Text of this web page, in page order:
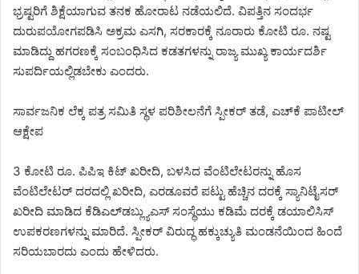
ಭ್ರಷ್ಟರಿಗೆ ಶಿಕ್ಷೆಯಾಗುವ ತನಕ ಹೋರಾಟ ನಡೆಯಲಿದೆ. ವಿಪತ್ತಿನ ಸಂದರ್ಭ
ದುರುಪಯೋಗಪಡಿಸಿ ಅಕ್ರಮ ಎಸಗಿ, ಸರಕಾರಕ್ಕೆ ನೂರಾರು ಕೋಟಿ ರೂ. ನಷ್ಟ
ಮಾಡಿದ್ದು ಹಗರಣಕ್ಕೆ ಸಂಬಂಧಿಸಿದ ಕಡತಗಳನ್ನು ರಾಜ್ಯ ಮುಖ್ಯ ಕಾರ್ಯದರ್ಶಿ
ಸುಪರ್ದಿಯಲ್ಲಿಡಬೇಕು ಎಂದರು.
ಸಾರ್ವಜನಿಕ ಲೆಕ್ಕ ಪತ್ರ ಸಮಿತಿ ಸ್ಥಳ ಪರಿಶೀಲನೆಗೆ ಸ್ಪೀಕರ್‌ ತಡೆ, ಎಚ್‌ಕೆ ಪಾಟೀಲ್‌
ಆಕ್ಷೇಪ
3 ಕೋಟಿ ರೂ. ಪಿಪಿಇ ಕಿಟ್ ಖರೀದಿ, ಬಳಸಿದ ವೆಂಟಿಲೇಟರನ್ನು ಹೊಸ
ವೆಂಟಿಲೇಟರ್ ದರದಲ್ಲಿ ಖರೀದಿ, ಎರಡೂವರೆ ಪಟ್ಟು ಹೆಚ್ಚಿನ ದರಕ್ಕೆ ಸ್ಯಾನಿಟೈಸರ್
ಖರೀದಿ ಮಾಡಿದ ಕೆಡಿಎಲ್‍ಡಬ್ಲ್ಯುಎಸ್ ಸಂಸ್ಥೆಯು ಕಡಿಮೆ ದರಕ್ಕೆ ಡಯಾಲಿಸಿಸ್
ಉಪಕರಣಗಳನ್ನು ಮಾರಿದೆ. ಸ್ಪೀಕರ್ ವಿರುದ್ಧ ಹಕ್ಕುಚ್ಯುತಿ ಮಂಡನೆಯಿಂದ ಹಿಂದೆ
ಸರಿಯಬಾರದು ಎಂದು ಹೇಳಿದರು.